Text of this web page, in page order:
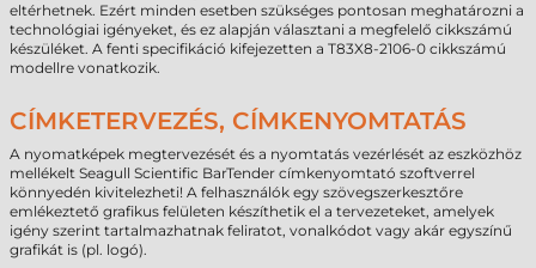
eltérhetnek. Ezért minden esetben szükséges pontosan meghatározni a
technológiai igényeket, és ez alapján választani a megfelelő cikkszámú
készüléket. A fenti specifikáció kifejezetten a T83X8-2106-0 cikkszámú
modellre vonatkozik.
CÍMKETERVEZÉS, CÍMKENYOMTATÁS
A nyomatképek megtervezését és a nyomtatás vezérlését az eszközhöz
mellékelt Seagull Scientific BarTender címkenyomtató szoftverrel
könnyedén kivitelezheti! A felhasználók egy szövegszerkesztőre
emlékeztető grafikus felületen készíthetik el a tervezeteket, amelyek
igény szerint tartalmazhatnak feliratot, vonalkódot vagy akár egyszínű
grafikát is (pl. logó).